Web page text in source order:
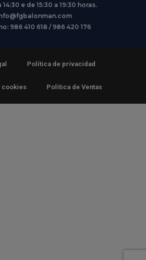
14:30 e de 15:30 a 19:30 horas.
986 410 618 / 986 420 176
Política de privacidad
cookies Política de Ventas